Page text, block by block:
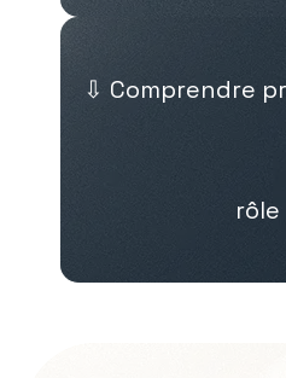
⇩ Comprendre
rôle